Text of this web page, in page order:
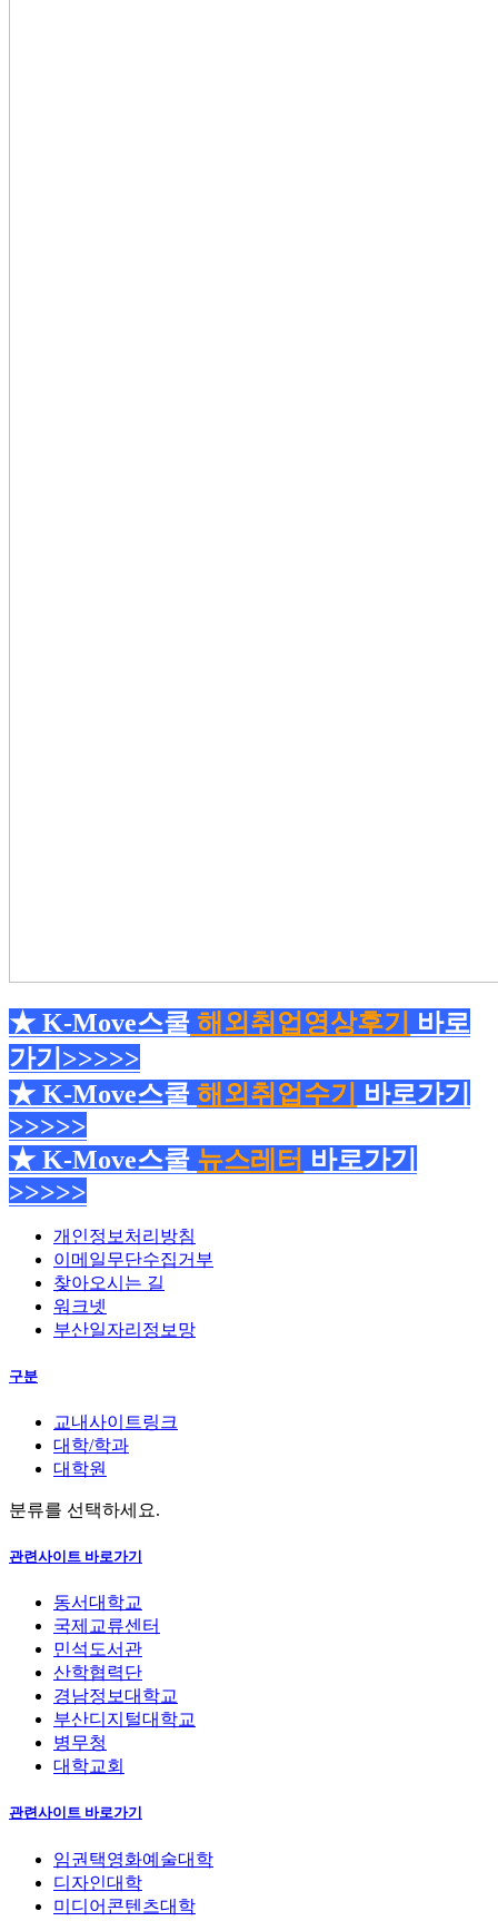
★ K-Move스쿨 해외취업영상후기
바로
가기>>>>>
★ K-Move스쿨 해외취업수기
바로가기
>>>>>
★ K-Move스쿨 뉴스레터 바로가기
>>>>>
개인정보처리방침
이메일무단수집거부
찾아오시는 길
워크넷
부산일자리정보망
구분
교내사이트링크
대학/학과
대학원
분류를 선택하세요.
관련사이트 바로가기
동서대학교
국제교류센터
민석도서관
산학협력단
경남정보대학교
부산디지털대학교
병무청
대학교회
관련사이트 바로가기
임권택영화예술대학
디자인대학
미디어콘텐츠대학